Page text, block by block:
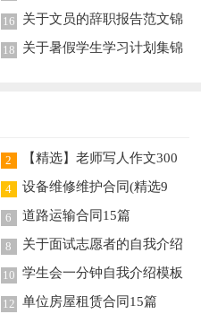
16
关于文员的辞职报告范文锦
集9篇
18
关于暑假学生学习计划集锦
2
【精选】老师写人作文300
字锦集8篇
4
设备维修维护合同(精选9
篇)
6 道路运输合同15篇
8
关于面试志愿者的自我介绍
模板合集五篇
10 学生会一分钟自我介绍模板
合集九篇
12 单位房屋租赁合同15篇